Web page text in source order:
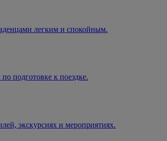
легким и спокойным.
подготовке к поездке.
экскурсиях и мероприятиях.